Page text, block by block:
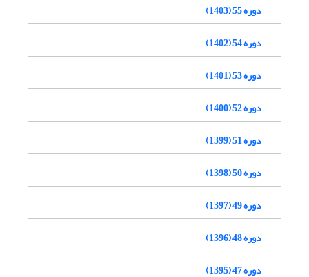
دوره 55 (1403)
دوره 54 (1402)
دوره 53 (1401)
دوره 52 (1400)
دوره 51 (1399)
دوره 50 (1398)
دوره 49 (1397)
دوره 48 (1396)
دوره 47 (1395)